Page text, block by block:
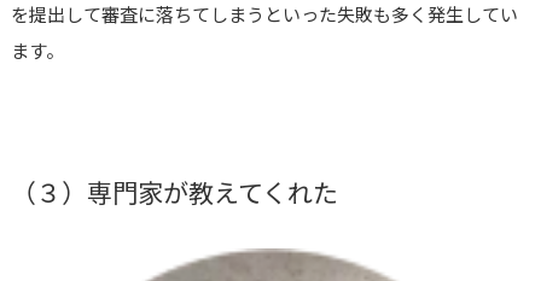
を提出して審査に落ちてしまうといった失敗も多く発生してい
ます。
（３）専門家が教えてくれた